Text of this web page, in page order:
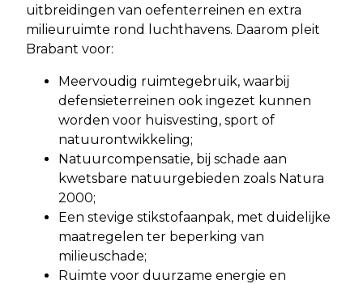
uitbreidingen van oefenterreinen en extra
milieuruimte rond luchthavens. Daarom pleit
Brabant voor:
Meervoudig ruimtegebruik, waarbij
defensieterreinen ook ingezet kunnen
worden voor huisvesting, sport of
natuurontwikkeling;
Natuurcompensatie, bij schade aan
kwetsbare natuurgebieden zoals Natura
2000;
Een stevige stikstofaanpak, met duidelijke
maatregelen ter beperking van
milieuschade;
Ruimte voor duurzame energie en